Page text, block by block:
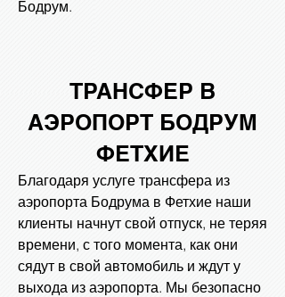
Бодрум.
ТРАНСФЕР В
АЭРОПОРТ БОДРУМ
ФЕТХИЕ
Благодаря услуге трансфера из
аэропорта Бодрума в Фетхие наши
клиенты начнут свой отпуск, не теряя
времени, с того момента, как они
сядут в свой автомобиль и ждут у
выхода из аэропорта. Мы безопасно